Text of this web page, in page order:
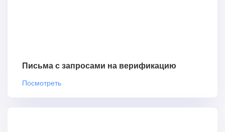
Письма с запросами на верификацию
Посмотреть